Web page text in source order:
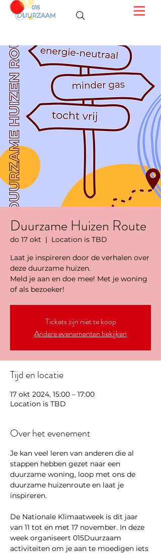
Duurzame Huizen Route
do 17 okt
  |
Location is TBD
Laat je inspireren door de verhalen over
deze duurzame huizen.
Meld je aan en doe mee! Met je woning
of als bezoeker!
Tickets zijn niet te koop
Andere evenementen bekijken
Tijd en locatie
17 okt 2024, 15:00 – 17:00
Location is TBD
Over het evenement
Je kan veel leren van anderen die al
stappen hebben gezet naar een
duurzame woning, loop met ons de
duurzame huizenroute en laat je
inspireren.
De Nationale Klimaatweek is dit jaar
van 11 tot en met 17 november. In deze
week organiseert 015Duurzaam
activiteiten om je aan te moedigen iets